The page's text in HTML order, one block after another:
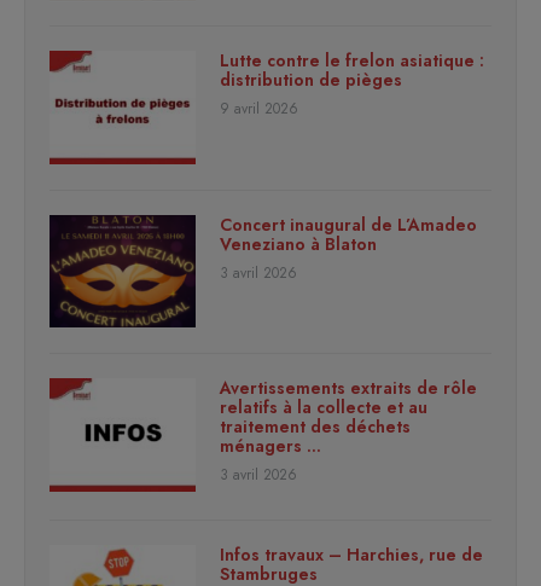
Lutte contre le frelon asiatique :
distribution de pièges
9 avril 2026
Concert inaugural de L’Amadeo
Veneziano à Blaton
3 avril 2026
Avertissements extraits de rôle
relatifs à la collecte et au
traitement des déchets
ménagers …
3 avril 2026
Infos travaux – Harchies, rue de
Stambruges